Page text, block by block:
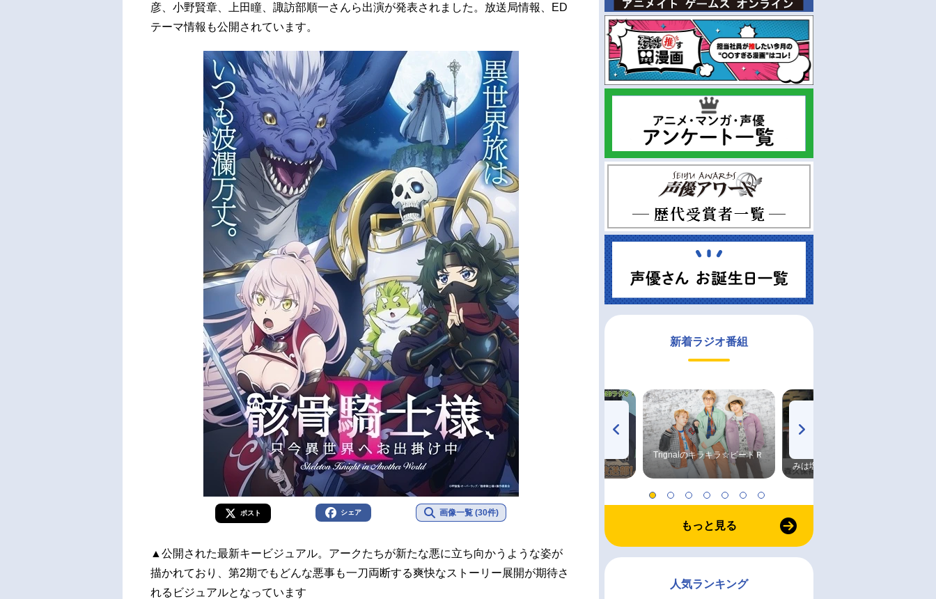
彦、小野賢章、上田瞳、諏訪部順一さんら出演が発表されました。放送局情報、ED
テーマ情報も公開されています。
ポスト シェア 画像一覧 (30件)
▲公開された最新キービジュアル。アークたちが新たな悪に立ち向かうような姿が
描かれており、第2期でもどんな悪事も一刀両断する爽快なストーリー展開が期待さ
れるビジュアルとなっています
新着ラジオ番組
TVアニメ『戦隊大失格』
radio 大直会 2nd season
ハイキュー!! 烏野高校放送部! Trignalのキラキラ☆ビートＲ
みは塩だけ
もっと見る
人気ランキング